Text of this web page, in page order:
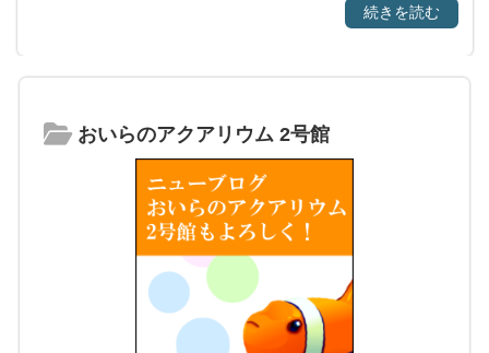
続きを読む
おいらのアクアリウム 2号館